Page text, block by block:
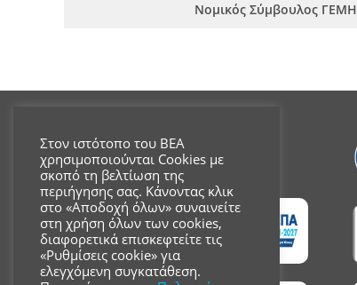
Νομικός Σύμβουλος ΓΕΜΗ
Στον ιστότοπο του ΒΕΑ
χρησιμοποιούνται Cookies με
σκοπό τη βελτίωση της
περιήγησης σας. Κάνοντας κλικ
στο «Αποδοχή όλων» συναινείτε
στη χρήση όλων των cookies,
διαφορετικά επισκεφτείτε τις
«Ρυθμίσεις cookie» για
ελεγχόμενη συγκατάθεση.